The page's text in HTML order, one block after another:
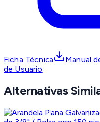
Ficha Técnica Manual
de Usuario
Alternativas